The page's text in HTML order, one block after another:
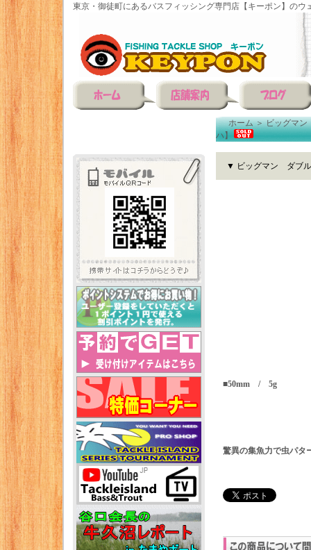
東京・御徒町にあるバスフィッシング専門店【キーポン】のウ
ホーム＞ビッグマン
ハ】
▼ ビッグマン ダブル
■50mm / 5g
驚異の集魚力で虫パタ